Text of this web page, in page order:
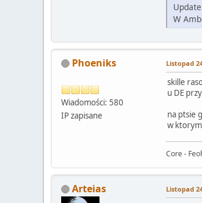
W
Phoeniks
Wiadomości: 580
IP zapisane
Listopad
skille
u DE
na ptsie
w
Core -
Arteias Listopad